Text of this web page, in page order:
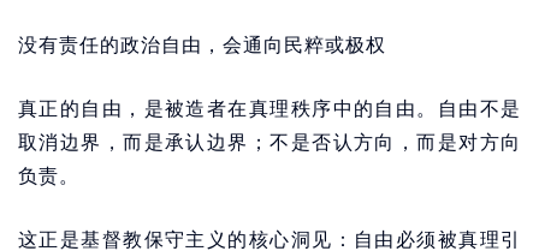
没有责任的政治自由，会通向民粹或极权
真正的自由，是被造者在真理秩序中的自由。自由不是
取消边界，而是承认边界；不是否认方向，而是对方向
负责。
这正是基督教保守主义的核心洞见：自由必须被真理引